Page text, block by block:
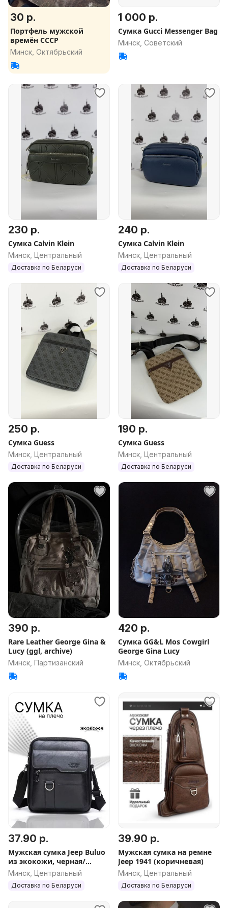
30 р.
Портфель мужской
времён СССР
Минск, Октябрьский
1 000 р.
Сумка Gucci Messenger Bag
Минск, Советский
230 р.
Сумка Calvin Klein
Минск, Центральный
Доставка по Беларуси
240 р.
Сумка Calvin Klein
Минск, Центральный
Доставка по Беларуси
250 р.
Сумка Guess
Минск, Центральный
Доставка по Беларуси
190 р.
Сумка Guess
Минск, Центральный
Доставка по Беларуси
390 р.
Rare Leather George Gina &
Lucy (ggl, archive)
Минск, Партизанский
420 р.
Сумка GG&L Mos Cowgirl
George Gina Lucy
Минск, Октябрьский
37.90 р.
Мужская сумка Jeep Buluo
из экокожи, черная/
рыжая/коичневая
Минск, Центральный
Доставка по Беларуси
39.90 р.
Мужская сумка на ремне
Jeep 1941 (коричневая)
Минск, Центральный
Доставка по Беларуси